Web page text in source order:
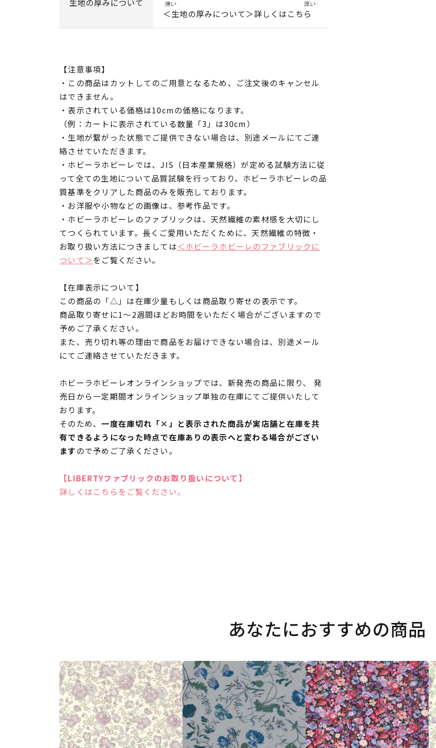
生地の厚みについて
＜生地の厚みについて＞詳しくはこちら
【注意事項】
・この商品はカットしてのご用意となるため、ご注文後のキャンセル
はできません。
・表示されている価格は10cmの価格になります。
（例：カートに表示されている数量「3」は30cm）
・生地が繋がった状態でご提供できない場合は、別途メールにてご連
絡させていただきます。
・ホビーラホビーレでは、JIS（日本産業規格）が定める試験方法に従
って全ての生地について品質試験を行っており、ホビーラホビーレの品
質基準をクリアした商品のみを販売しております。
・お洋服や小物などの画像は、参考作品です。
・ホビーラホビーレのファブリックは、天然繊維の素材感を大切にし
てつくられています。長くご愛用いただくために、天然繊維の特徴・
お取り扱い方法につきましては＜ホビーラホビーレのファブリックに
ついて＞をご覧ください。
【在庫表示について】
この商品の「△」は在庫少量もしくは商品取り寄せの表示です。
商品取り寄せに1～2週間ほどお時間をいただく場合がございますので
予めご了承ください。
また、売り切れ等の理由で商品をお届けできない場合は、別途メール
にてご連絡させていただきます。
ホビーラホビーレオンラインショップでは、新発売の商品に限り、 発
売日から一定期間オンラインショップ単独の在庫にてご提供いたして
おります。
そのため、 一度在庫切れ「×」と表示された商品が実店舗と在庫を共
有できるようになった時点で在庫ありの表示へと変わる場合がござい
ますので予めご了承ください。
【LIBERTYファブリックのお取り扱いについて】
詳しくはこちらをご覧ください。
あなたにおすすめの商品